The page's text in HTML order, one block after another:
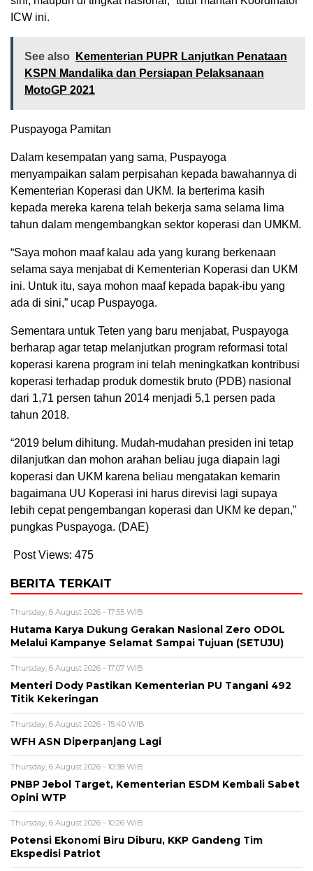
ICW ini.
See also
Kementerian PUPR Lanjutkan Penataan
KSPN Mandalika dan Persiapan Pelaksanaan
MotoGP 2021
Puspayoga Pamitan
Dalam kesempatan yang sama, Puspayoga
menyampaikan salam perpisahan kepada bawahannya di
Kementerian Koperasi dan UKM. Ia berterima kasih
kepada mereka karena telah bekerja sama selama lima
tahun dalam mengembangkan sektor koperasi dan UMKM.
“Saya mohon maaf kalau ada yang kurang berkenaan
selama saya menjabat di Kementerian Koperasi dan UKM
ini. Untuk itu, saya mohon maaf kepada bapak-ibu yang
ada di sini,” ucap Puspayoga.
Sementara untuk Teten yang baru menjabat, Puspayoga
berharap agar tetap melanjutkan program reformasi total
koperasi karena program ini telah meningkatkan kontribusi
koperasi terhadap produk domestik bruto (PDB) nasional
dari 1,71 persen tahun 2014 menjadi 5,1 persen pada
tahun 2018.
“2019 belum dihitung. Mudah-mudahan presiden ini tetap
dilanjutkan dan mohon arahan beliau juga diapain lagi
koperasi dan UKM karena beliau mengatakan kemarin
bagaimana UU Koperasi ini harus direvisi lagi supaya
lebih cepat pengembangan koperasi dan UKM ke depan,”
pungkas Puspayoga. (DAE)
Post Views: 475
BERITA TERKAIT
Thursday, 6 August 2026 - 17:55 WIB
Hutama Karya Dukung Gerakan Nasional Zero ODOL
Melalui Kampanye Selamat Sampai Tujuan (SETUJU)
Thursday, 6 August 2026 - 17:07 WIB
Menteri Dody Pastikan Kementerian PU Tangani 492
Titik Kekeringan
Thursday, 6 August 2026 - 15:40 WIB
WFH ASN Diperpanjang Lagi
Thursday, 6 August 2026 - 10:38 WIB
PNBP Jebol Target, Kementerian ESDM Kembali Sabet
Opini WTP
Thursday, 6 August 2026 - 10:26 WIB
Potensi Ekonomi Biru Diburu, KKP Gandeng Tim
Ekspedisi Patriot